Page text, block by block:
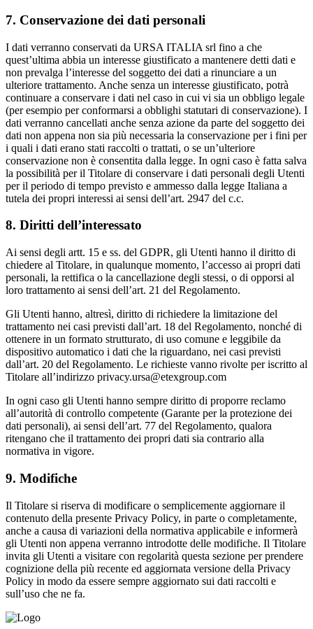
7. Conservazione dei dati personali
I dati verranno conservati da URSA ITALIA srl fino a che
quest’ultima abbia un interesse giustificato a mantenere detti dati e
non prevalga l’interesse del soggetto dei dati a rinunciare a un
ulteriore trattamento. Anche senza un interesse giustificato, potrà
continuare a conservare i dati nel caso in cui vi sia un obbligo legale
(per esempio per conformarsi a obblighi statutari di conservazione). I
dati verranno cancellati anche senza azione da parte del soggetto dei
dati non appena non sia più necessaria la conservazione per i fini per
i quali i dati erano stati raccolti o trattati, o se un’ulteriore
conservazione non è consentita dalla legge. In ogni caso è fatta salva
la possibilità per il Titolare di conservare i dati personali degli Utenti
per il periodo di tempo previsto e ammesso dalla legge Italiana a
tutela dei propri interessi ai sensi dell’art. 2947 del c.c.
8. Diritti dell’interessato
Ai sensi degli artt. 15 e ss. del GDPR, gli Utenti hanno il diritto di
chiedere al Titolare, in qualunque momento, l’accesso ai propri dati
personali, la rettifica o la cancellazione degli stessi, o di opporsi al
loro trattamento ai sensi dell’art. 21 del Regolamento.
Gli Utenti hanno, altresì, diritto di richiedere la limitazione del
trattamento nei casi previsti dall’art. 18 del Regolamento, nonché di
ottenere in un formato strutturato, di uso comune e leggibile da
dispositivo automatico i dati che la riguardano, nei casi previsti
dall’art. 20 del Regolamento. Le richieste vanno rivolte per iscritto al
Titolare all’indirizzo privacy.ursa@etexgroup.com
In ogni caso gli Utenti hanno sempre diritto di proporre reclamo
all’autorità di controllo competente (Garante per la protezione dei
dati personali), ai sensi dell’art. 77 del Regolamento, qualora
ritengano che il trattamento dei propri dati sia contrario alla
normativa in vigore.
9. Modifiche
Il Titolare si riserva di modificare o semplicemente aggiornare il
contenuto della presente Privacy Policy, in parte o completamente,
anche a causa di variazioni della normativa applicabile e informerà
gli Utenti non appena verranno introdotte delle modifiche. Il Titolare
invita gli Utenti a visitare con regolarità questa sezione per prendere
cognizione della più recente ed aggiornata versione della Privacy
Policy in modo da essere sempre aggiornato sui dati raccolti e
sull’uso che ne fa.